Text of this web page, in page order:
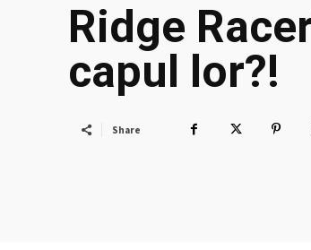
Ridge
capul lor?!
Share